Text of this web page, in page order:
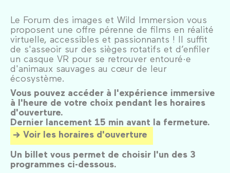
Le Forum des images et Wild Immersion vous
proposent une offre pérenne de films en réalité
virtuelle, accessibles et passionnants ! Il suffit
de s'asseoir sur des sièges rotatifs et d’enfiler
un casque VR pour se retrouver entouré·e
d'animaux sauvages au cœur de leur
écosystème.
Vous pouvez accéder à l'expérience immersive
à l'heure de votre choix pendant les horaires
d'ouverture.
Dernier lancement 15 min avant la fermeture.
Voir les horaires d'ouverture
Un billet vous permet de choisir l'un des 3
programmes ci-dessous.